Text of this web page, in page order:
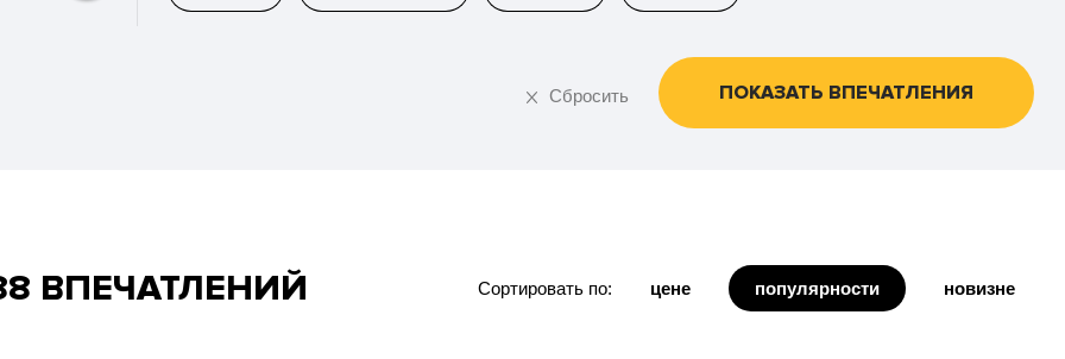
Сбросить ПОКАЗАТЬ ВПЕЧАТЛЕНИЯ
ВПЕЧАТЛЕНИЙ Сортировать по: цене популярности новизне